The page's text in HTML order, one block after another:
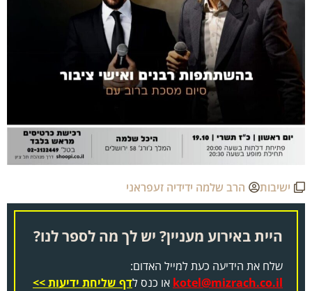
ישיבות הרב שלמה ידידיה זעפראני
היית באירוע מעניין? יש לך מה לספר לנו?
שלח את הידיעה כעת למייל האדום:
kotel@mizrach.co.ilאו כנס לדף שליחת ידיעות >>